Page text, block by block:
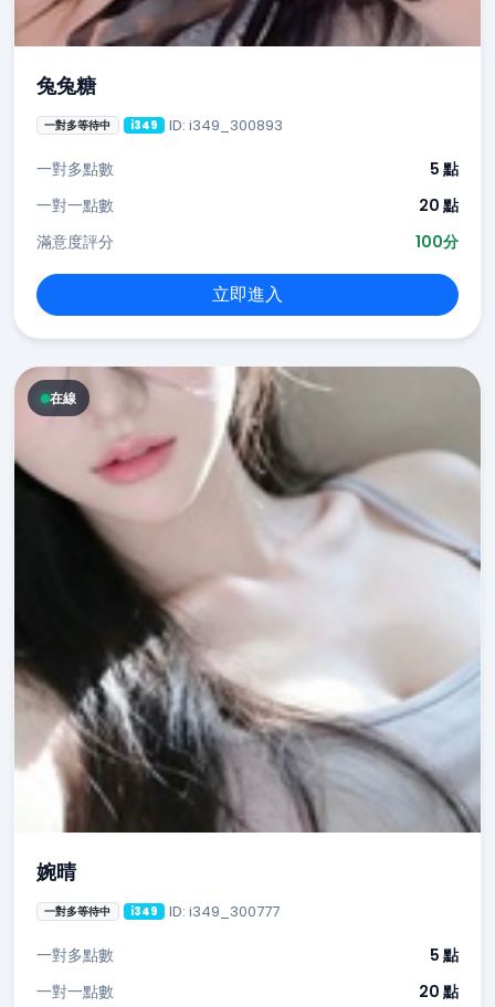
兔兔糖
一對多等待中 i349 ID: i349_300893
一對多點數
5 點
一對一點數
20 點
滿意度評分
100分
立即進入
在線
婉晴
一對多等待中 i349 ID: i349_300777
一對多點數
5 點
一對一點數
20 點